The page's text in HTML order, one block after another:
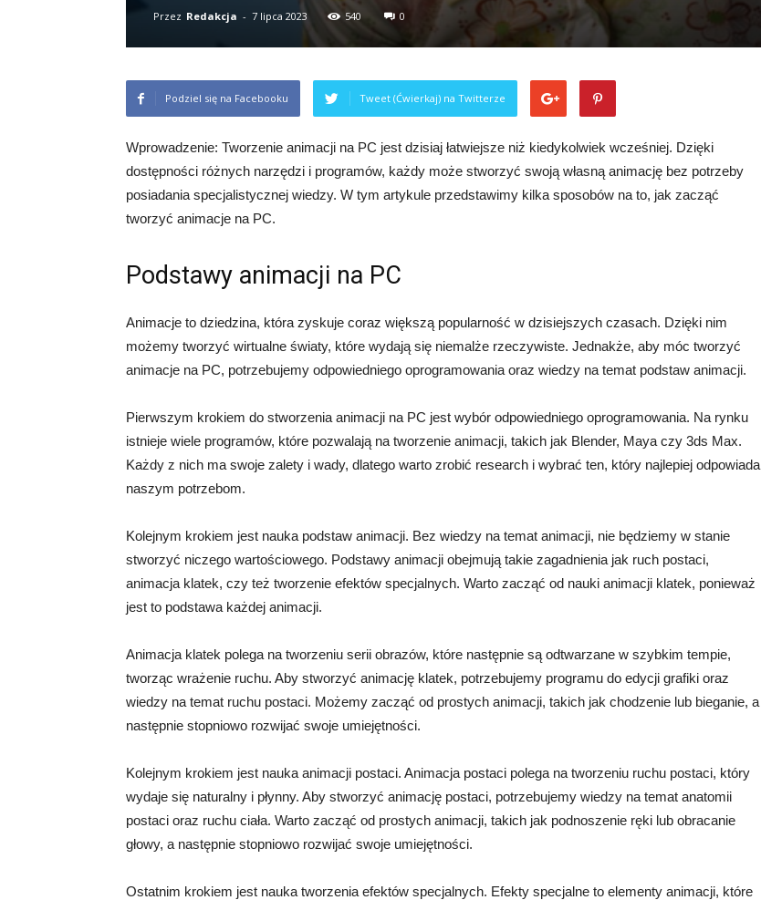
Przez Redakcja - 7 lipca 2023 540 0
Podziel się na Facebooku Tweet (Ćwierkaj) na Twitterze
Wprowadzenie: Tworzenie animacji na PC jest dzisiaj łatwiejsze niż kiedykolwiek wcześniej. Dzięki
dostępności różnych narzędzi i programów, każdy może stworzyć swoją własną animację bez potrzeby
posiadania specjalistycznej wiedzy. W tym artykule przedstawimy kilka sposobów na to, jak zacząć
tworzyć animacje na PC.
Podstawy animacji na PC
Animacje to dziedzina, która zyskuje coraz większą popularność w dzisiejszych czasach. Dzięki nim
możemy tworzyć wirtualne światy, które wydają się niemalże rzeczywiste. Jednakże, aby móc tworzyć
animacje na PC, potrzebujemy odpowiedniego oprogramowania oraz wiedzy na temat podstaw animacji.
Pierwszym krokiem do stworzenia animacji na PC jest wybór odpowiedniego oprogramowania. Na rynku
istnieje wiele programów, które pozwalają na tworzenie animacji, takich jak Blender, Maya czy 3ds Max.
Każdy z nich ma swoje zalety i wady, dlatego warto zrobić research i wybrać ten, który najlepiej odpowiada
naszym potrzebom.
Kolejnym krokiem jest nauka podstaw animacji. Bez wiedzy na temat animacji, nie będziemy w stanie
stworzyć niczego wartościowego. Podstawy animacji obejmują takie zagadnienia jak ruch postaci,
animacja klatek, czy też tworzenie efektów specjalnych. Warto zacząć od nauki animacji klatek, ponieważ
jest to podstawa każdej animacji.
Animacja klatek polega na tworzeniu serii obrazów, które następnie są odtwarzane w szybkim tempie,
tworząc wrażenie ruchu. Aby stworzyć animację klatek, potrzebujemy programu do edycji grafiki oraz
wiedzy na temat ruchu postaci. Możemy zacząć od prostych animacji, takich jak chodzenie lub bieganie, a
następnie stopniowo rozwijać swoje umiejętności.
Kolejnym krokiem jest nauka animacji postaci. Animacja postaci polega na tworzeniu ruchu postaci, który
wydaje się naturalny i płynny. Aby stworzyć animację postaci, potrzebujemy wiedzy na temat anatomii
postaci oraz ruchu ciała. Warto zacząć od prostych animacji, takich jak podnoszenie ręki lub obracanie
głowy, a następnie stopniowo rozwijać swoje umiejętności.
Ostatnim krokiem jest nauka tworzenia efektów specjalnych. Efekty specjalne to elementy animacji, które